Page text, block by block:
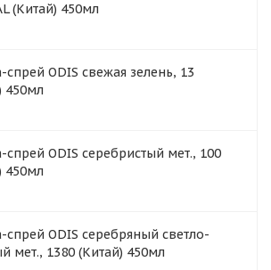
(Китай) 450мл
спрей ODIS свежая зелень, 13
450мл
спрей ODIS серебристый мет., 100
450мл
спрей ODIS серебряный светло-
мет., 1380 (Китай) 450мл